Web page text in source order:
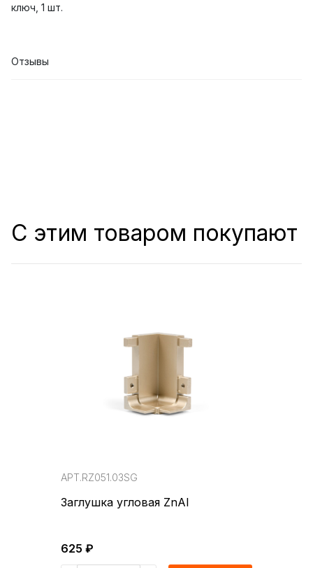
ключ, 1 шт.
Отзывы
С этим товаром покупают
АРТ.RZ051.03SG
Заглушка угловая ZnAl
625 ₽